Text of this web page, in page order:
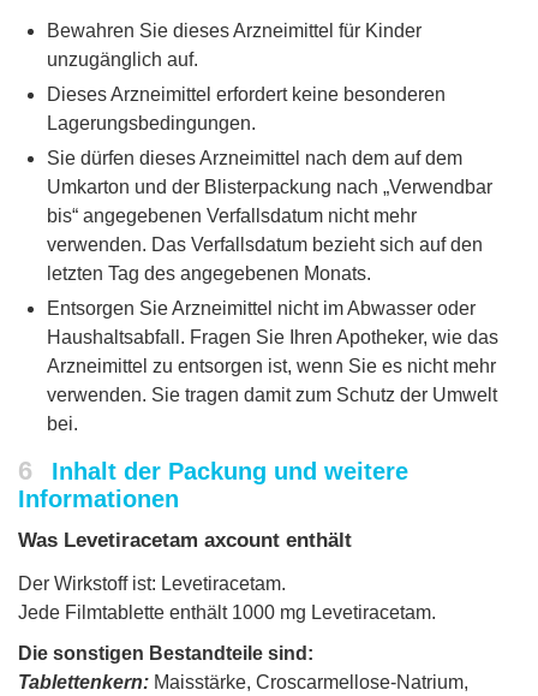
Bewahren Sie dieses Arzneimittel für Kinder
unzugänglich auf.
Dieses Arzneimittel erfordert keine besonderen
Lagerungsbedingungen.
Sie dürfen dieses Arzneimittel nach dem auf dem
Umkarton und der Blisterpackung nach „Verwendbar
bis“ angegebenen Verfallsdatum nicht mehr
verwenden. Das Verfallsdatum bezieht sich auf den
letzten Tag des angegebenen Monats.
Entsorgen Sie Arzneimittel nicht im Abwasser oder
Haushaltsabfall. Fragen Sie Ihren Apotheker, wie das
Arzneimittel zu entsorgen ist, wenn Sie es nicht mehr
verwenden. Sie tragen damit zum Schutz der Umwelt
bei.
6
Inhalt der Packung und weitere
Informationen
Was Levetiracetam axcount enthält
Der Wirkstoff ist: Levetiracetam.
Jede Filmtablette enthält 1000 mg Levetiracetam.
Die sonstigen Bestandteile sind:
Tablettenkern: Maisstärke, Croscarmellose-Natrium,